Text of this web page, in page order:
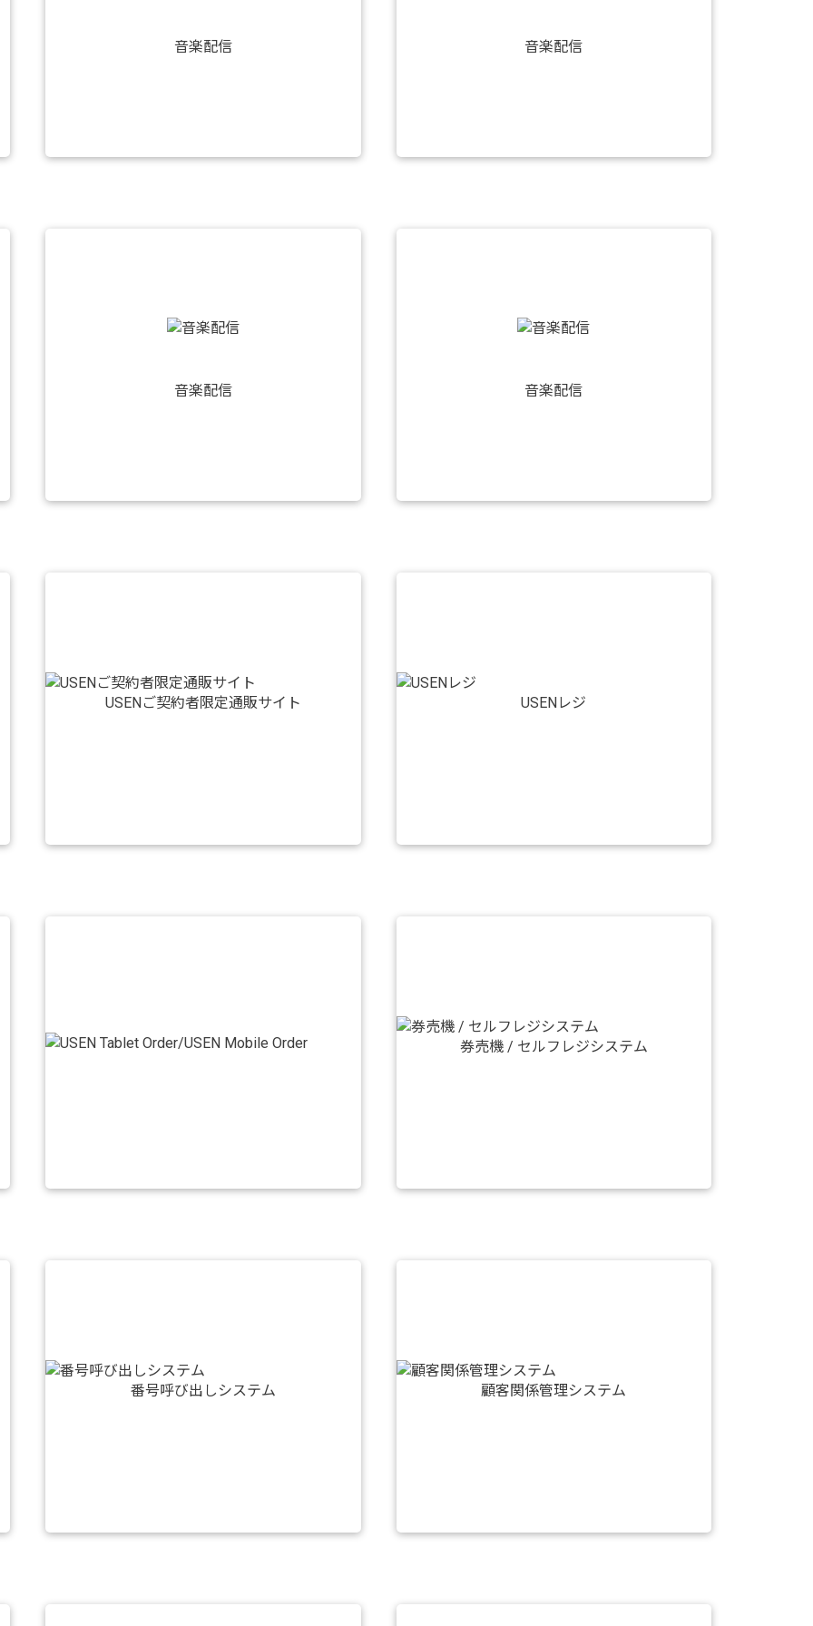
音楽配信 音楽配信
音楽配信 音楽配信
USENご契約者限定通販サイト USENレジ
券売機 / セルフレジシステム
番号呼び出しシステム 顧客関係管理システム